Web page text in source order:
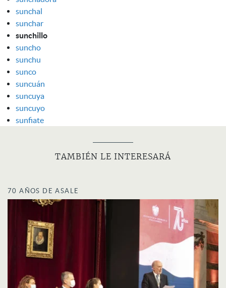
sunchal
sunchar
sunchillo
suncho
sunchu
sunco
suncuán
suncuya
suncuyo
sunfiate
TAMBIÉN LE INTERESARÁ
70 AÑOS DE ASALE